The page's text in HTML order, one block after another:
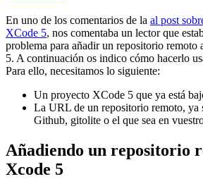
En uno de los comentarios de la al post
XCode 5, nos comentaba un lector que
problema para añadir un repositorio remoto
5. A continuación os indico cómo hacerlo
Para ello, necesitamos lo siguiente:
Un proyecto XCode 5 que ya está
La URL de un repositorio remoto, ya
Github, gitolite o el que sea en
Añadiendo un repositorio
Xcode 5